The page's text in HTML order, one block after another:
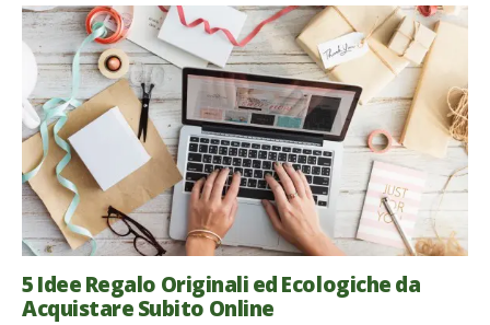
fantastici, dal gusto e profumo intensi, cresciuti in luoghi
incontaminati e bellissimi, siamo sicuri che una volta tornati in
città avete desiderato riportare quelle prelibatezze […]
5 Idee Regalo Originali ed Ecologiche da
Acquistare Subito Online